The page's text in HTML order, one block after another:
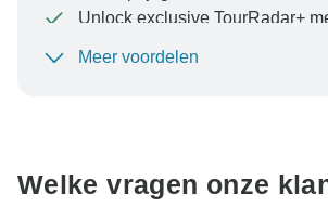
Unlock exclusive TourRadar+
Om uw betaling te beschermen en
Meer voordelen
Welke vragen onze